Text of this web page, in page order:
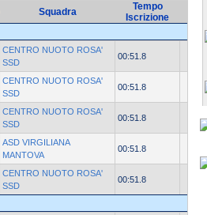
Squadra
Tempo
Iscrizione
CENTRO NUOTO ROSA'
SSD
00:51.8
CENTRO NUOTO ROSA'
SSD
00:51.8
CENTRO NUOTO ROSA'
SSD
00:51.8
ASD VIRGILIANA
MANTOVA
00:51.8
CENTRO NUOTO ROSA'
SSD
00:51.8